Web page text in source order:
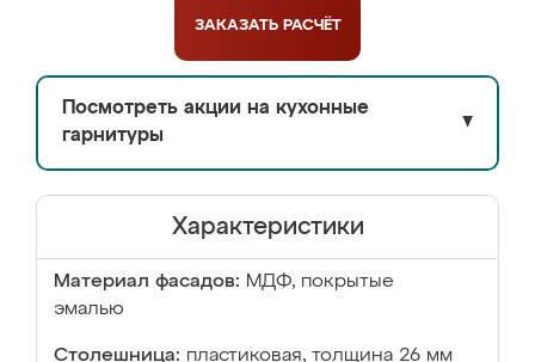
ЗАКАЗАТЬ РАСЧЁТ
Посмотреть акции на кухонные
гарнитуры
▼
Характеристики
Материал фасадов: МДФ, покрытые
эмалью
Столешница: пластиковая, толщина 26 мм